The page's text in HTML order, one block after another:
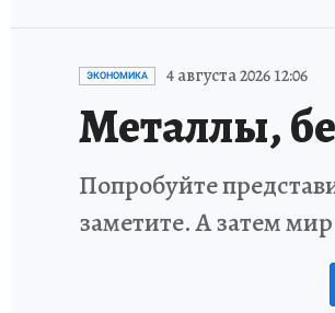
ЭКОНОМИКА 4 августа 2026 12:06
Металлы,
Попробуйте
заметите. А затем